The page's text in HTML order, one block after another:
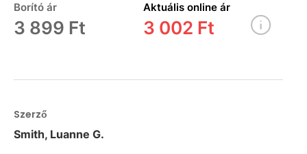
Borító ár
3 899 Ft
Aktuális online ár
3 002 Ft
Szerző
Smith, Luanne G.